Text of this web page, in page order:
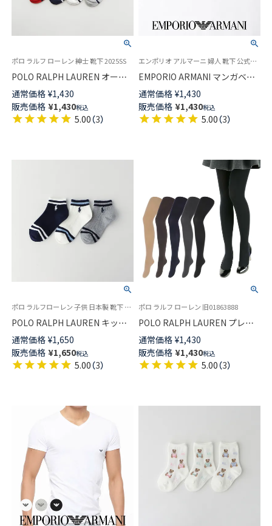
ポロ ラルフ ローレン 紳士 靴下 2025SS
POLO RALPH LAUREN オーガ
ニックコットン混 Poloロゴ ボ
ーダー ワンポイント刺しゅう
ショート丈 メンズ ソックス
02012490
通常価格 ¥1,430
販売価格 ¥1,430税込
5.00（3）
エンポリオ アルマーニ 婦人 靴下 公式ショップ
EMPORIO ARMANI マンガベア
刺しゅう ショート丈 ソックス
レディース 日本製 03440105
通常価格 ¥1,430
販売価格 ¥1,430税込
5.00（3）
ポロ ラルフローレン 子供 日本製 靴下 ポロベア 2025SS
POLO RALPH LAUREN キッズ
PP刺繍 クリケット スニーカー
丈 ソックス 04863754
通常価格 ¥1,650
販売価格 ¥1,650税込
5.00（3）
ポロ ラルフ ローレン 旧01863888
POLO RALPH LAUREN プレー
ティング タイツ 80デニール シ
ルクプロテイン加工 ソフトな肌
触りレディース 01864888
通常価格 ¥1,430
販売価格 ¥1,430税込
5.00（3）